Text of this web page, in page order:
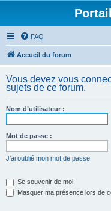
FAQ
Accueil du forum
Vous devez vous
sujets de ce forum.
Nom d’utilisateur :
Mot de passe :
J’ai oublié mon mot de passe
Se souvenir de moi
Masquer ma présence lors de